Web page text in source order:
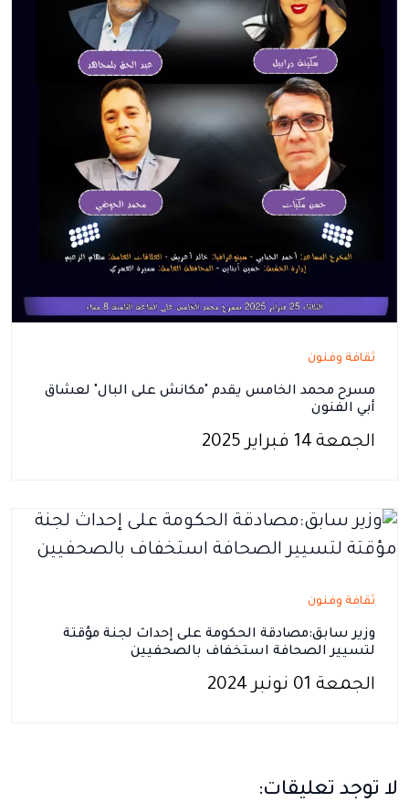
ثقافة وفنون
مسرح محمد الخامس يقدم "مكانش على البال" لعشاق
أبي الفنون
الجمعة 14 فبراير 2025
ثقافة وفنون
وزير سابق:مصادقة الحكومة على إحداث لجنة مؤقتة
لتسيير الصحافة استخفاف بالصحفيين
الجمعة 01 نونبر 2024
لا توجد تعليقات: